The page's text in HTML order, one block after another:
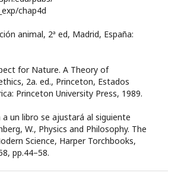
chap4d
animal, 2ª ed, Madrid, España:
for Nature. A Theory of
2a. ed., Princeton, Estados
Princeton University Press, 1989.
a un libro se ajustará al siguiente
W., Physics and Philosophy. The
Science, Harper Torchbooks,
pp.44–58.